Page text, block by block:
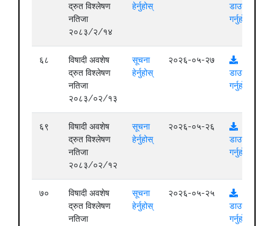
द्रुत विश्लेषण
नतिजा
२०८३/२/१४
हेर्नुहोस्
डाउनलोड
गर्नुहोस्
६८
विषादी अवशेष
द्रुत विश्लेषण
नतिजा
२०८३/०२/१३
सूचना
हेर्नुहोस्
२०२६-०५-२७
डाउनलोड
गर्नुहोस्
६९
विषादी अवशेष
द्रुत विश्लेषण
नतिजा
२०८३/०२/१२
सूचना
हेर्नुहोस्
२०२६-०५-२६
डाउनलोड
गर्नुहोस्
७०
विषादी अवशेष
द्रुत विश्लेषण
नतिजा
सूचना
हेर्नुहोस्
२०२६-०५-२५
डाउनलोड
गर्नुहोस्